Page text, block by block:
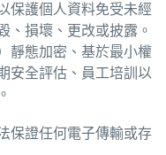
保護個人資料免受未經
、損壞、更改或披露。
靜態加密、基於最小權
安全評估、員工培訓以
保證任何電子傳輸或存